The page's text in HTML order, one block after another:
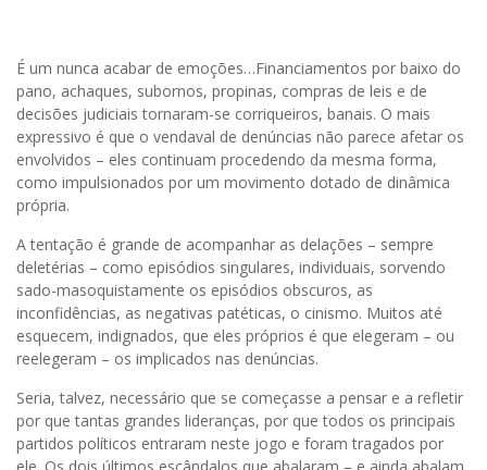
É um nunca acabar de emoções…Financiamentos por baixo do
pano, achaques, subornos, propinas, compras de leis e de
decisões judiciais tornaram-se corriqueiros, banais. O mais
expressivo é que o vendaval de denúncias não parece afetar os
envolvidos – eles continuam procedendo da mesma forma,
como impulsionados por um movimento dotado de dinâmica
própria.
A tentação é grande de acompanhar as delações – sempre
deletérias – como episódios singulares, individuais, sorvendo
sado-masoquistamente os episódios obscuros, as
inconfidências, as negativas patéticas, o cinismo. Muitos até
esquecem, indignados, que eles próprios é que elegeram – ou
reelegeram – os implicados nas denúncias.
Seria, talvez, necessário que se começasse a pensar e a refletir
por que tantas grandes lideranças, por que todos os principais
partidos políticos entraram neste jogo e foram tragados por